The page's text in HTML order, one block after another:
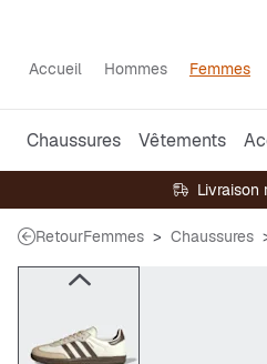
Accueil Hommes Femmes
Chaussures Vêtements
Livraison
RetourFemmes Chaussures